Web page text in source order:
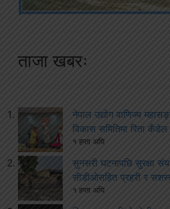
ताजा खबरः
नेपाल उद्योग वाणिज्य
विकास समितिमा रिता कँडेल
१ हप्ता अघि
सुनसरी घटनापछि सुरक्षा
सीडीओसहित प्रहरी र
१ हप्ता अघि